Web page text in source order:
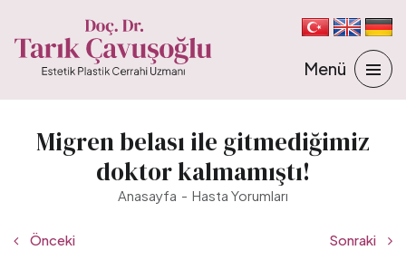
Migren belası ile gitmediğimiz
doktor kalmamıştı!
Anasayfa Hasta Yorumları
Önceki Sonraki